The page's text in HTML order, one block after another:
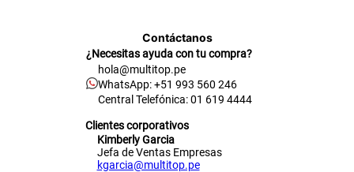
Contáctanos
¿Necesitas ayuda con tu compra?
hola@multitop.pe
WhatsApp: +51 993 560 246
Central Telefónica: 01 619 4444
Clientes corporativos
Kimberly Garcia
Jefa de Ventas Empresas
kgarcia@multitop.pe